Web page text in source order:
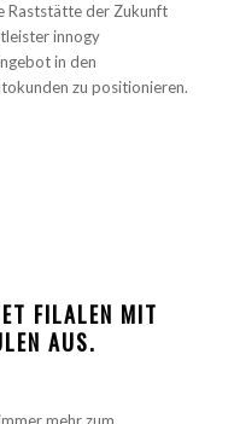
Raststätte der Zukunft
innogy
in den
zu positionieren.
FILALEN MIT
AUS.